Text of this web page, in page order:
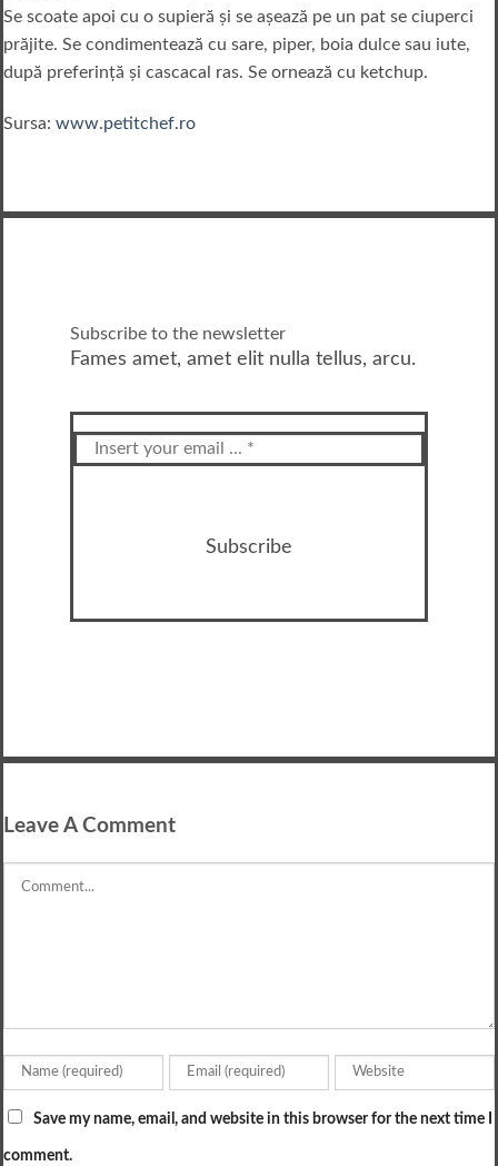
Se scoate apoi cu o supieră şi se aşează pe un pat se ciuperci
prăjite. Se condimentează cu sare, piper, boia dulce sau iute,
după preferinţă şi cascacal ras. Se ornează cu ketchup.
Sursa: www.petitchef.ro
Subscribe to the newsletter
Fames amet, amet elit nulla tellus, arcu.
Subscribe
Leave A Comment
Save my name, email, and website in this browser for the next time I
comment.